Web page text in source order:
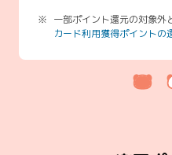
一部ポイント還元の対象外
カード利用獲得ポイントの